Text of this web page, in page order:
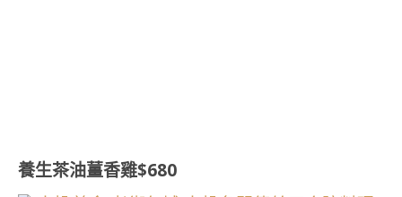
養生茶油薑香雞$680